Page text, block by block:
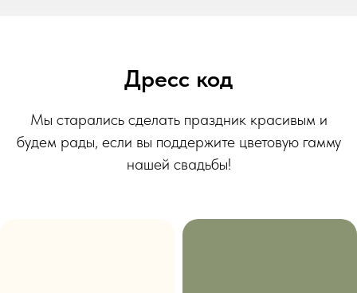
Дресс код
Мы старались сделать праздник красивым и
будем рады, если вы поддержите цветовую гамму
нашей свадьбы!